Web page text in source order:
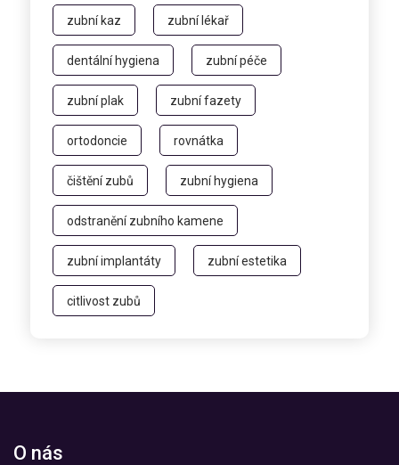
zubní kaz zubní lékař
dentální hygiena zubní péče
zubní plak zubní fazety
ortodoncie rovnátka
čištění zubů zubní hygiena
odstranění zubního kamene
zubní implantáty zubní estetika
citlivost zubů
O nás